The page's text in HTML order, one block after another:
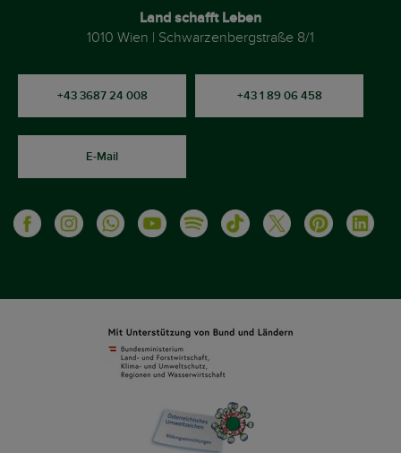
Land schafft Leben
1010 Wien | Schwarzenbergstraße 8/1
+43 3687 24 008 +43 1 89 06 458
E-Mail